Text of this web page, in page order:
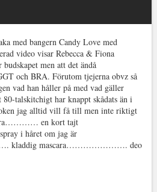
med bangern Candy Love med
video visar Rebecca & Fiona
men att det ändå
och BRA. Förutom tjejerna obvz så
vad han håller på med vad gäller
80-talskitchigt har knappt skådats än i
jag alltid vill få till men inte riktigt
en kort tajt
i håret om jag är
mascara…………………. deo